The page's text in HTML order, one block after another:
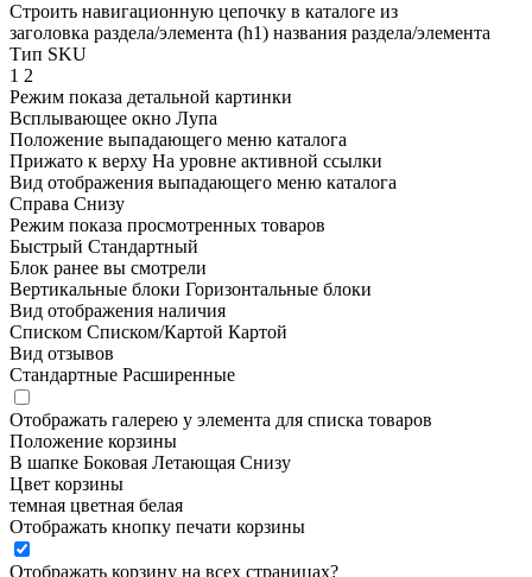
Строить навигационную цепочку в каталоге из
заголовка раздела/элемента (h1) названия раздела/элемента
Тип SKU
1 2
Режим показа детальной картинки
Всплывающее окно Лупа
Положение выпадающего меню каталога
Прижато к верху На уровне активной ссылки
Вид отображения выпадающего меню каталога
Справа Снизу
Режим показа просмотренных товаров
Быстрый Стандартный
Блок ранее вы смотрели
Вертикальные блоки Горизонтальные блоки
Вид отображения наличия
Списком Списком/Картой Картой
Вид отзывов
Стандартные Расширенные
Отображать галерею у элемента для списка товаров
Положение корзины
В шапке Боковая Летающая Снизу
Цвет корзины
темная цветная белая
Отображать кнопку печати корзины
Отображать корзину на всех страницах?